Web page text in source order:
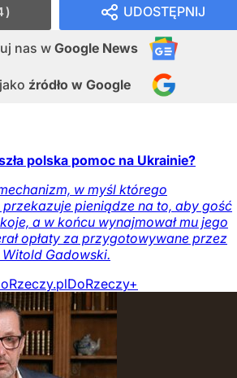
UDOSTĘPNIJ
nas w Google News
źródło w Google
polska pomoc na Ukrainie?
w myśl którego
pieniądze na to, aby gość
a w końcu wynajmował mu jego
opłaty za przygotowywane przez
Witold Gadowski.
DoRzeczy+